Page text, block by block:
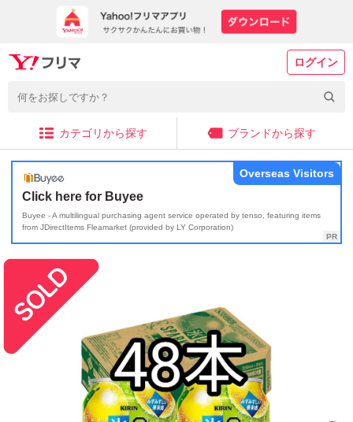
ログイン
カテゴリから探す ブランドから探す
Click here for Buyee
Buyee - A multilingual purchasing agent service operated by tenso, featuring items
from JDirectItems Fleamarket (provided by LY Corporation)
Overseas Visitors